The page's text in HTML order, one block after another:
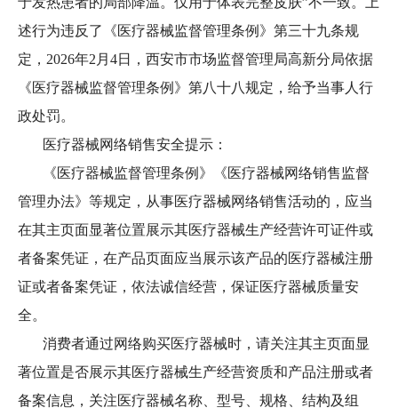
述行为违反了《医疗器械监督管理条例》第三十九条规
定，2026年2月4日，西安市市场监督管理局高新分局依据
《医疗器械监督管理条例》第八十八规定，给予当事人行
政处罚。
医疗器械网络销售安全提示：
《医疗器械监督管理条例》《医疗器械网络销售监督
管理办法》等规定，从事医疗器械网络销售活动的，应当
在其主页面显著位置展示其医疗器械生产经营许可证件或
者备案凭证，在产品页面应当展示该产品的医疗器械注册
证或者备案凭证，依法诚信经营，保证医疗器械质量安
全。
消费者通过网络购买医疗器械时，请关注其主页面显
著位置是否展示其医疗器械生产经营资质和产品注册或者
备案信息，关注医疗器械名称、型号、规格、结构及组